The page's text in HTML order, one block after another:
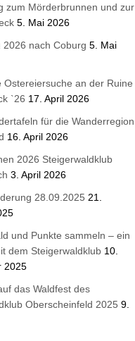
zum Mörderbrunnen und zur
5. Mai 2026
2026 nach Coburg 5. Mai
Ostereiersuche an der Ruine
`26 17. April 2026
für die Wanderregion
16. April 2026
2026 Steigerwaldklub
3. April 2026
28.09.2025 21.
und Punkte sammeln – ein
dem Steigerwaldklub 10.
2025
das Waldfest des
Oberscheinfeld 2025 9.